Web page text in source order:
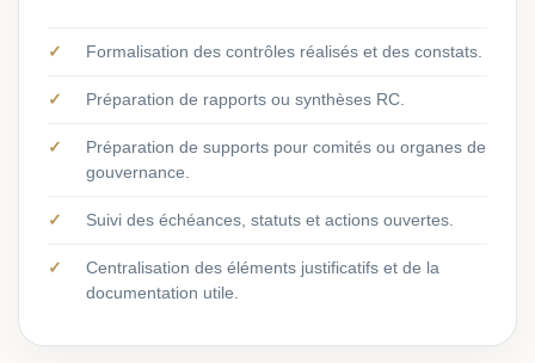
Formalisation des contrôles réalisés et des constats.
Préparation de rapports ou synthèses RC.
Préparation de supports pour comités ou organes de
gouvernance.
Suivi des échéances, statuts et actions ouvertes.
Centralisation des éléments justificatifs et de la
documentation utile.